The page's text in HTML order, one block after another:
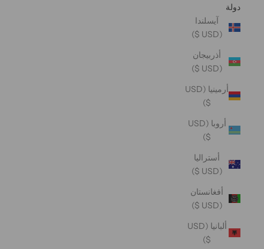
دولة
آيسلندا
(USD $)
أذربيجان
(USD $)
أرمينيا (USD
$)
أروبا (USD
$)
أستراليا
(USD $)
أفغانستان
(USD $)
ألبانيا (USD
$)